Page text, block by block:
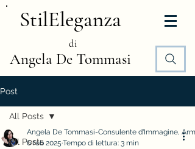
StilEleganza
di
Angela De Tommasi
Post
All Posts
All Posts
Angela De Tommasi-Consulente d'Immagine,
6 feb 2025 Tempo di lettura: 3 min